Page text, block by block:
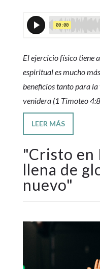
El ejercicio físico tiene
espiritual es mucho
beneficios tanto para
venidera (1 Timoteo
LEER MÁS
"Cristo en
llena de
nuevo"